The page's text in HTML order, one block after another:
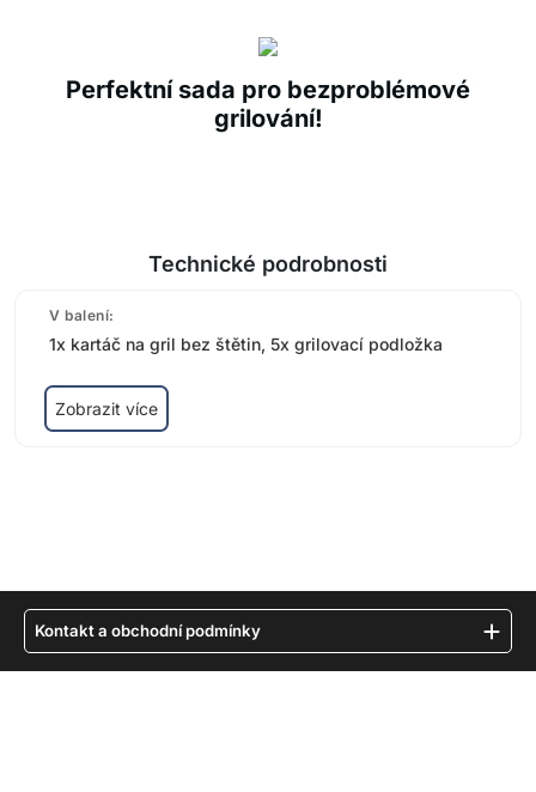
Perfektní sada pro bezproblémové
grilování!
Technické podrobnosti
V balení:
1x kartáč na gril bez štětin, 5x grilovací podložka
Zobrazit více
Kontakt a obchodní podmínky